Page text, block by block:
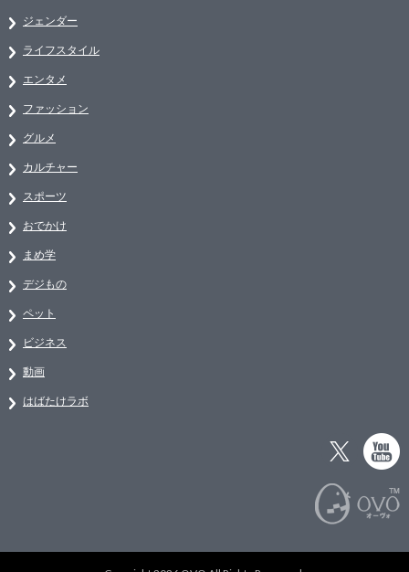
ジェンダー
ライフスタイル
エンタメ
ファッション
グルメ
カルチャー
スポーツ
おでかけ
まめ学
デジもの
ペット
ビジネス
動画
はばたけラボ